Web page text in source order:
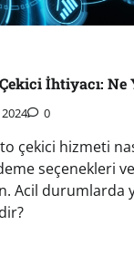
İhtiyacı: Ne
0
çekici hizmeti
seçenekleri
Acil durumlarda